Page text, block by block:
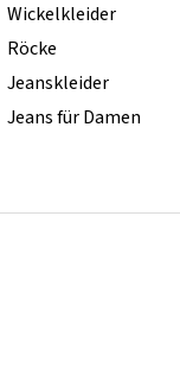
Wickelkleider
Röcke
Jeanskleider
Jeans für Damen